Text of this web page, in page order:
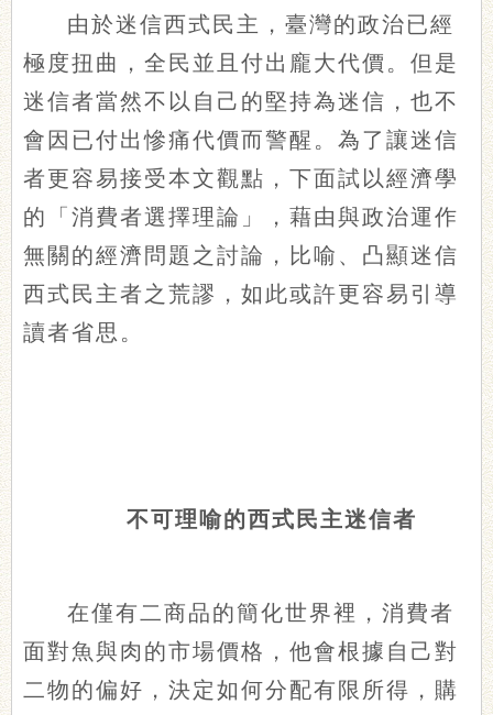
由於迷信西式民主，臺灣的政治已經
極度扭曲，全民並且付出龐大代價。但是
迷信者當然不以自己的堅持為迷信，也不
會因已付出慘痛代價而警醒。為了讓迷信
者更容易接受本文觀點，下面試以經濟學
的「消費者選擇理論」，藉由與政治運作
無關的經濟問題之討論，比喻、凸顯迷信
西式民主者之荒謬，如此或許更容易引導
讀者省思。
不可理喻的西式民主迷信者
在僅有二商品的簡化世界裡，消費者
面對魚與肉的市場價格，他會根據自己對
二物的偏好，決定如何分配有限所得，購